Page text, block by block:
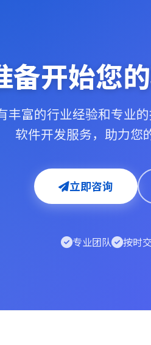
备开始您
丰富的行业经验和专业
软件开发服务，助力您
立即咨询
专业团队 按时